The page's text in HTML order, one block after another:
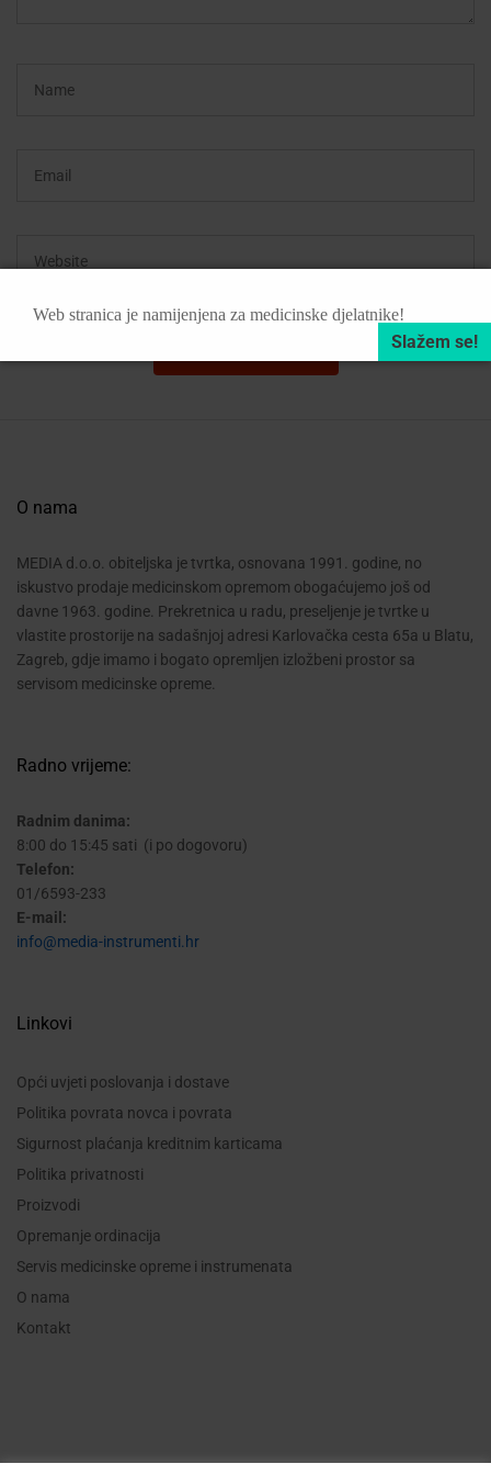
O nama
MEDIA d.o.o. obiteljska je tvrtka, osnovana 1991. godine, no
iskustvo prodaje medicinskom opremom obogaćujemo još od
davne 1963. godine. Prekretnica u radu, preseljenje je tvrtke u
vlastite prostorije na sadašnjoj adresi Karlovačka cesta 65a u Blatu,
Zagreb, gdje imamo i bogato opremljen izložbeni prostor sa
servisom medicinske opreme.
Radno vrijeme:
Radnim danima:
8:00 do 15:45 sati (i po dogovoru)
Telefon:
01/6593-233
E-mail:
info@media-instrumenti.hr
Linkovi
Opći uvjeti poslovanja i dostave
Politika povrata novca i povrata
Sigurnost plaćanja kreditnim karticama
Politika privatnosti
Proizvodi
Opremanje ordinacija
Servis medicinske opreme i instrumenata
O nama
Kontakt
Web stranica je namijenjena za medicinske djelatnike!